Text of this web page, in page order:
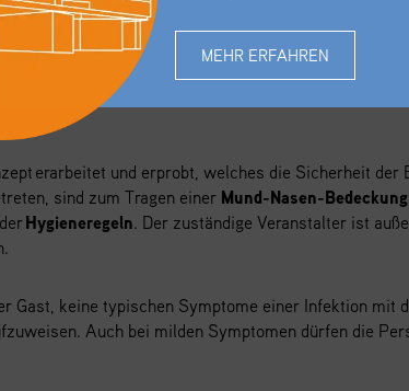
erarbeitet und erprobt, welches die Sicherheit der
sind zum Tragen einer Mund-Nasen-
Hygieneregeln. Der zuständige Veranstalter ist
Gast, keine typischen Symptome einer Infektion mit
Auch bei milden Symptomen dürfen die
MEHR ERFAHREN